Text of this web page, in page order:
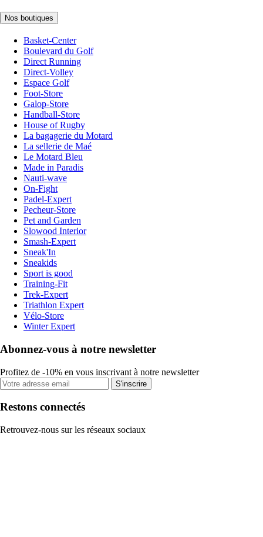
Nos boutiques
Basket-Center
Boulevard du Golf
Direct Running
Direct-Volley
Espace Golf
Foot-Store
Galop-Store
Handball-Store
House of Rugby
La bagagerie du Motard
La sellerie de Maé
Le Motard Bleu
Made in Paradis
Nauti-wave
On-Fight
Padel-Expert
Pecheur-Store
Pet and Garden
Slowood Interior
Smash-Expert
Sneak'In
Sneakids
Sport is good
Training-Fit
Trek-Expert
Triathlon Expert
Vélo-Store
Winter Expert
Abonnez-vous à notre newsletter
Profitez de -10% en vous inscrivant à notre newsletter
S'inscrire
Restons connectés
Retrouvez-nous sur les réseaux sociaux